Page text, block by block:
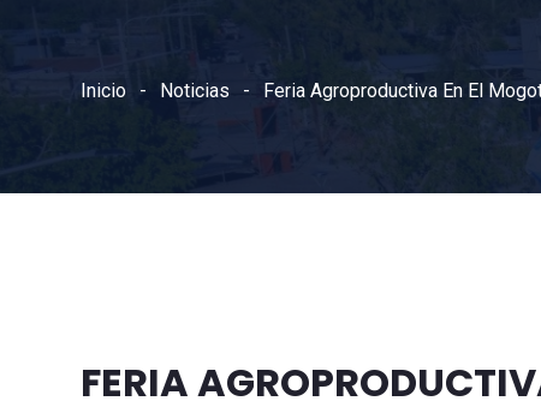
Inicio Noticias Feria Agroproductiva En El
FERIA